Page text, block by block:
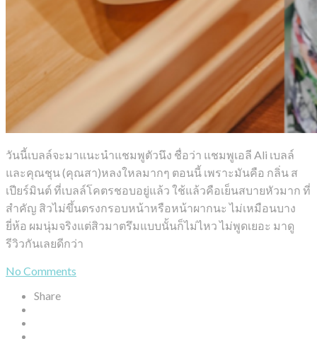
วันนี้เบลล์จะมาแนะนำแชมพูตัวนึง ชื่อว่า แชมพูเอลี Ali เบลล์
และคุณชุน (คุณสา)หลงใหลมากๆ ตอนนี้ เพราะมันคือ กลิ่น ส
เปียร์มินต์ ที่เบลล์โคตรชอบอยู่แล้ว ใช้แล้วคือเย็นสบายหัวมาก ที่
สำคัญ สิวไม่ขึ้นตรงกรอบหน้าหรือหน้าผากนะ ไม่เหมือนบาง
ยี่ห้อ ผมนุ่มจริงแต่สิวมาตรึมแบบนั้นก็ไม่ไหว ไม่พูดเยอะ มาดู
รีวิวกันเลยดีกว่า
No Comments
Share